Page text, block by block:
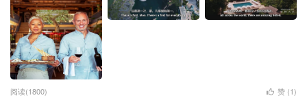
阅读(1800) 赞 (1)